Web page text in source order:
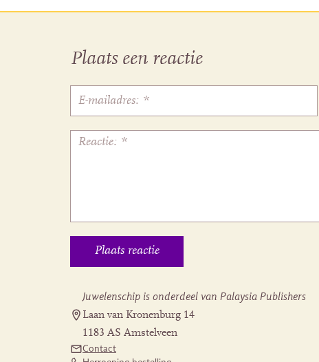
Plaats een reactie
Juwelenschip is onderdeel van Palaysia Publishers
Laan van Kronenburg 14
1183 AS Amstelveen
Contact